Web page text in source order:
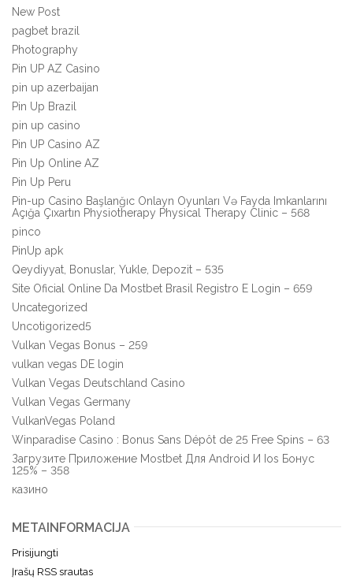
New Post
pagbet brazil
Photography
Pin UP AZ Casino
pin up azerbaijan
Pin Up Brazil
pin up casino
Pin UP Casino AZ
Pin Up Online AZ
Pin Up Peru
Pin-up Casino Başlanğıc Onlayn Oyunları Və Fayda Imkanlarını
Açığa Çıxartın Physiotherapy Physical Therapy Clinic – 568
pinco
PinUp apk
Qeydiyyat, Bonuslar, Yukle, Depozit – 535
Site Oficial Online Da Mostbet Brasil Registro E Login – 659
Uncategorized
Uncotigorized5
Vulkan Vegas Bonus – 259
vulkan vegas DE login
Vulkan Vegas Deutschland Casino
Vulkan Vegas Germany
VulkanVegas Poland
Winparadise Casino : Bonus Sans Dépôt de 25 Free Spins – 63
Загрузите Приложение Mostbet Для Android И Ios Бонус
125% – 358
казино
METAINFORMACIJA
Prisijungti
Įrašų RSS srautas